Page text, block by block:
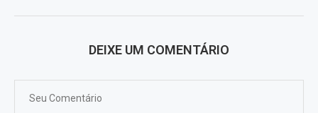
DEIXE UM COMENTÁRIO